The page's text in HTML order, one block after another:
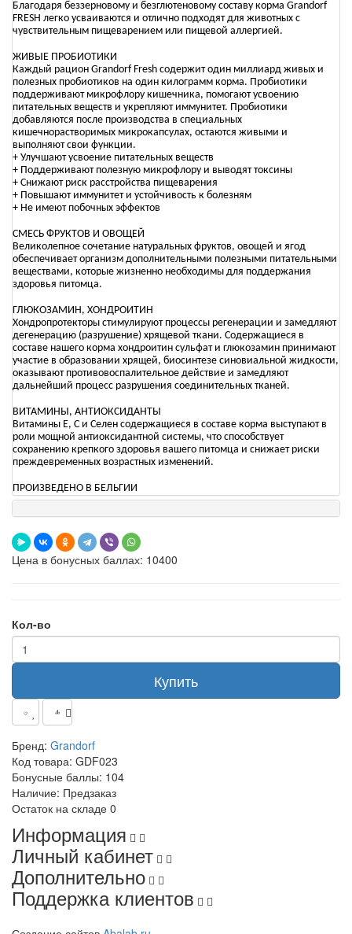
Благодаря беззерновому и безглютеновому составу корма Grandorf
FRESH легко усваиваются и отлично подходят для животных с
чувствительным пищеварением или пищевой аллергией.
ЖИВЫЕ ПРОБИОТИКИ
Каждый рацион Grandorf Fresh содержит один миллиард живых и
полезных пробиотиков на один килограмм корма. Пробиотики
поддерживают микрофлору кишечника, помогают усвоению
питательных веществ и укрепляют иммунитет. Пробиотики
добавляются после производства в специальных
кишечнорастворимых микрокапсулах, остаются живыми и
выполняют свои функции.
+ Улучшают усвоение питательных веществ
+ Поддерживают полезную микрофлору и выводят токсины
+ Снижают риск расстройства пищеварения
+ Повышают иммунитет и устойчивость к болезням
+ Не имеют побочных эффектов
СМЕСЬ ФРУКТОВ И ОВОЩЕЙ
Великолепное сочетание натуральных фруктов, овощей и ягод
обеспечивает организм дополнительными полезными питательными
веществами, которые жизненно необходимы для поддержания
здоровья питомца.
ГЛЮКОЗАМИН, ХОНДРОИТИН
Хондропротекторы стимулируют процессы регенерации и замедляют
дегенерацию (разрушение) хрящевой ткани. Содержащиеся в
составе нашего корма хондроитин сульфат и глюкозамин принимают
участие в образовании хрящей, биосинтезе синовиальной жидкости,
оказывают противовоспалительное действие и замедляют
дальнейший процесс разрушения соединительных тканей.
ВИТАМИНЫ, АНТИОКСИДАНТЫ
Витамины Е, С и Селен содержащиеся в составе корма выступают в
роли мощной антиоксидантной системы, что способствует
сохранению крепкого здоровья вашего питомца и снижает риски
преждевременных возрастных изменений.
ПРОИЗВЕДЕНО В БЕЛЬГИИ
Цена в бонусных баллах: 10400
Кол-во
Купить
Бренд: Grandorf
Код товара: GDF023
Бонусные баллы: 104
Наличие: Предзаказ
Остаток на складе 0
Информация
Личный кабинет
Дополнительно
Поддержка клиентов